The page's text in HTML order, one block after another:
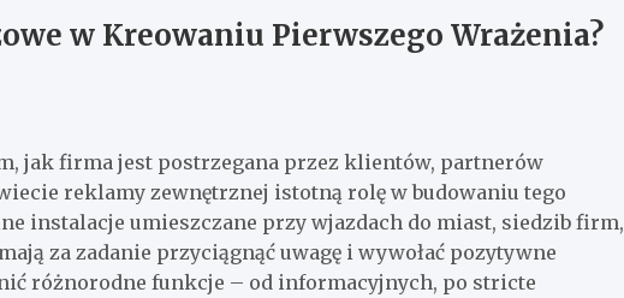
w Kreowaniu Pierwszego Wrażenia?
jak firma jest postrzegana przez klientów, partnerów
reklamy zewnętrznej istotną rolę w budowaniu tego
instalacje umieszczane przy wjazdach do miast, siedzib firm,
za zadanie przyciągnąć uwagę i wywołać pozytywne
różnorodne funkcje – od informacyjnych, po stricte